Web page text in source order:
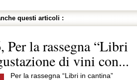
questi articoli :
Per la rassegna “Libri
di vini con...
Per la rassegna “Libri in cantina”